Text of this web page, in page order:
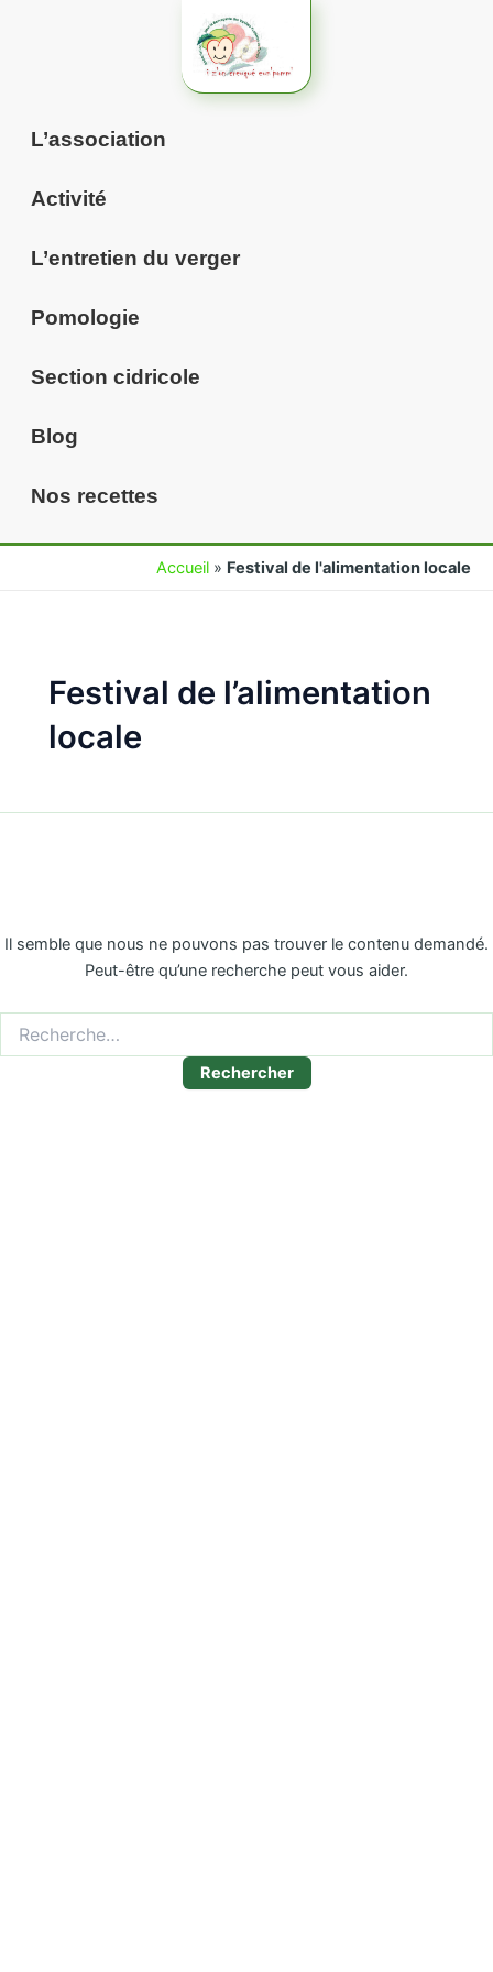
L’association
Activité
L’entretien du verger
Pomologie
Section cidricole
Blog
Nos recettes
Accueil » Festival de l'alimentation locale
Festival de l’alimentation
locale
Il semble que nous ne pouvons pas trouver le contenu demandé.
Peut-être qu’une recherche peut vous aider.